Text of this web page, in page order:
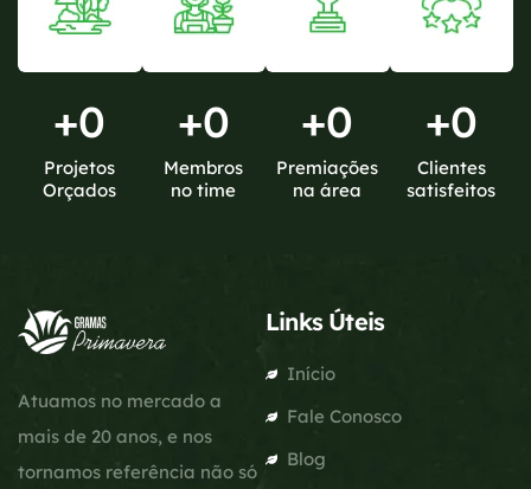
+0
Projetos
Orçados
+0
Membros
no time
+0
Premiações
na área
+0
Clientes
satisfeitos
Atuamos no mercado a
mais de 20 anos, e nos
tornamos referência não só
Links Úteis
Início
Fale Conosco
Blog